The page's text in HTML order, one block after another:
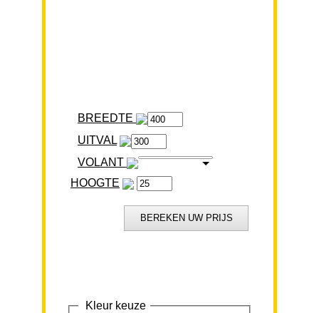
BREEDTE
VOLANT
HOOGTE
Kleur keuze